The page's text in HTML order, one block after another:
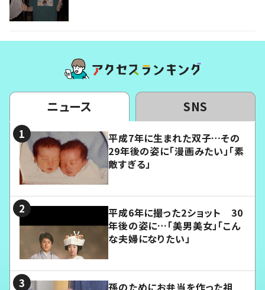
ニュース SNS
平成7年に生まれた双子…その
29年後の姿に「漫画みたい」「素
敵すぎる」
平成6年に撮った2ショット 30
年後の姿に…「美男美女」「こん
な夫婦になりたい」
孫のためにお弁当を作った祖